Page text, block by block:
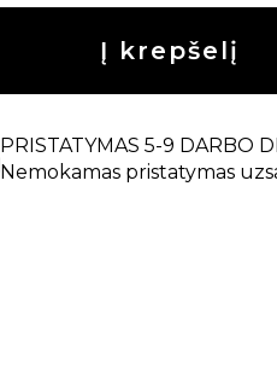
Į krepšelį
PRISTATYMAS 5-9 DARBO
Nemokamas pristatymas